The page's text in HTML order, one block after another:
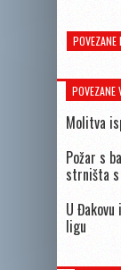
POVEZANE
Molitva
Požar s
strništa
U
ligu